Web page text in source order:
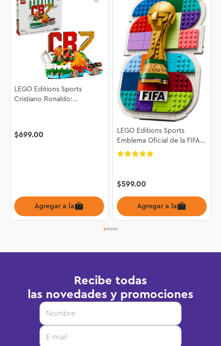
LEGO Editions Sports
Cristiano Ronaldo:
$699.00
Agregar a la bolsa
LEGO Editions Sports
Emblema Oficial de la FIFA
World Cup 2026™ 43032
$599.00
Agregar a la bolsa
Recibe todas
las novedades y promociones